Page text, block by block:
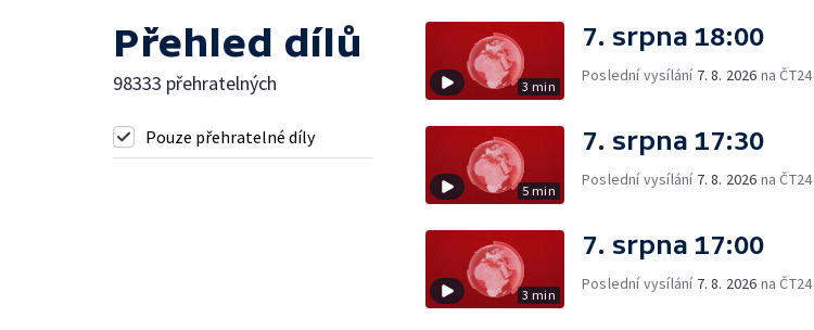
Přehled dílů
98333 přehratelných
Pouze přehratelné díly
3 min
7. srpna 18:00
Poslední vysílání 7. 8. 2026 na ČT24
5 min
7. srpna 17:30
Poslední vysílání 7. 8. 2026 na ČT24
3 min
7. srpna 17:00
Poslední vysílání 7. 8. 2026 na ČT24